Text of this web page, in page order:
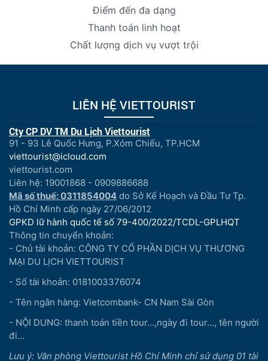
Điểm đến đa dạng
Thanh toán linh hoạt
Chất lượng dịch vụ vượt trội
LIÊN HỆ VIETTOURIST
Cty CP DV TM Du Lịch Viettourist
91 - 93 Lê Quốc Hưng, P.Xóm Chiếu, TP.HCM
viettourist@icloud.com
viettourist.com
Liên hệ: 19001868 - 0909886688
Mã số thuế: 0311854004 do Sở Kế Hoạch và Đầu Tư Tp.
Hồ Chí Minh cấp ngày 27/06/2012
GPKD lữ hành quốc tế số 79-400/2022/TCDL-GPLHQT
Thông tin chuyển khoản:
- Chủ tài khoản: CÔNG TY CỔ PHẦN DỊCH VỤ THƯƠNG
MẠI DU LỊCH VIETTOURIST
- Số tài khoản: 0181003376074
- Tên ngân hàng: Vietcombank- CN Nam Sài Gòn
- NỘI DUNG: thanh toán tiền tour...,ngày đi tour..., tên người
đi...
Lưu ý: Văn phòng Viettourist Hồ Chí Minh chỉ sử dụng 01 tài